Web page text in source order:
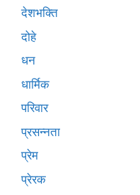
देशभक्ति
दोहे
धन
धार्मिक
परिवार
प्रसन्नता
प्रेम
प्रेरक